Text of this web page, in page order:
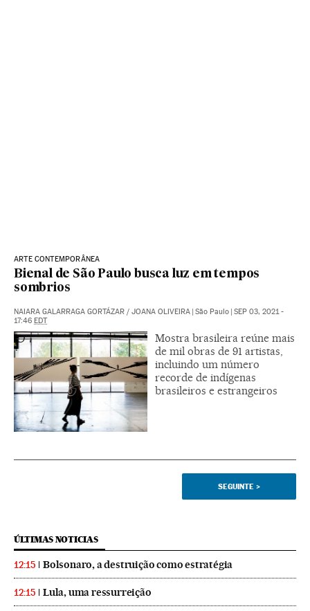
ARTE CONTEMPORÂNEA
Bienal de São Paulo busca luz em tempos
sombrios
NAIARA GALARRAGA GORTÁZAR / JOANA OLIVEIRA | São Paulo | SEP 03, 2021 -
17:46 EDT
Mostra brasileira reúne mais
de mil obras de 91 artistas,
incluindo um número
recorde de indígenas
brasileiros e estrangeiros
SEGUINTE >
ÚLTIMAS NOTICIAS
12:15 Bolsonaro, a destruição como estratégia
12:15 Lula, uma ressurreição